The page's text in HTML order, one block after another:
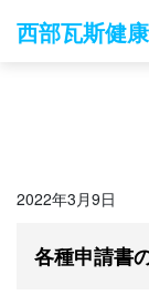
西部瓦斯健
2022年3月9日
各種申請書